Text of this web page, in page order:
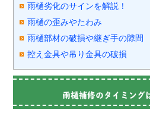
雨樋劣化のサインを解説！
雨樋の歪みやたわみ
雨樋部材の破損や継ぎ手の隙間
控え金具や吊り金具の破損
雨樋補修のタイミング